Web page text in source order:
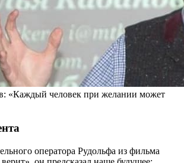
«Каждый человек при желании может
оператора Рудольфа из фильма